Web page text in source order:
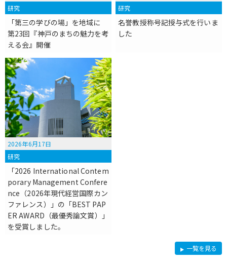
研究
「第三の学びの場」を地域に
第23回『神戸のまちの魅力を考
える会』開催
研究
名誉教授称号記授与式を行いま
した
2026年6月17日
研究
「2026 International Contem
porary Management Confere
nce（2026年現代経営国際カン
ファレンス）」の「BEST PAP
ER AWARD（最優秀論文賞）」
を受賞しました。
研
究
一覧を見る